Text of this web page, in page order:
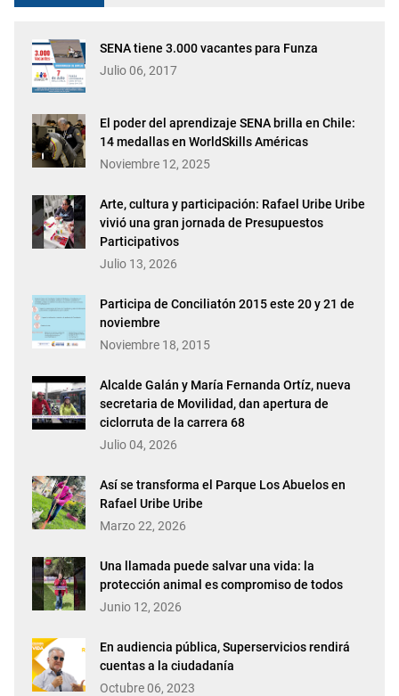
SENA tiene 3.000 vacantes para Funza
Julio 06, 2017
El poder del aprendizaje SENA brilla en Chile:
14 medallas en WorldSkills Américas
Noviembre 12, 2025
Arte, cultura y participación: Rafael Uribe Uribe
vivió una gran jornada de Presupuestos
Participativos
Julio 13, 2026
Participa de Conciliatón 2015 este 20 y 21 de
noviembre
Noviembre 18, 2015
Alcalde Galán y María Fernanda Ortíz, nueva
secretaria de Movilidad, dan apertura de
ciclorruta de la carrera 68
Julio 04, 2026
Así se transforma el Parque Los Abuelos en
Rafael Uribe Uribe
Marzo 22, 2026
Una llamada puede salvar una vida: la
protección animal es compromiso de todos
Junio 12, 2026
En audiencia pública, Superservicios rendirá
cuentas a la ciudadanía
Octubre 06, 2023